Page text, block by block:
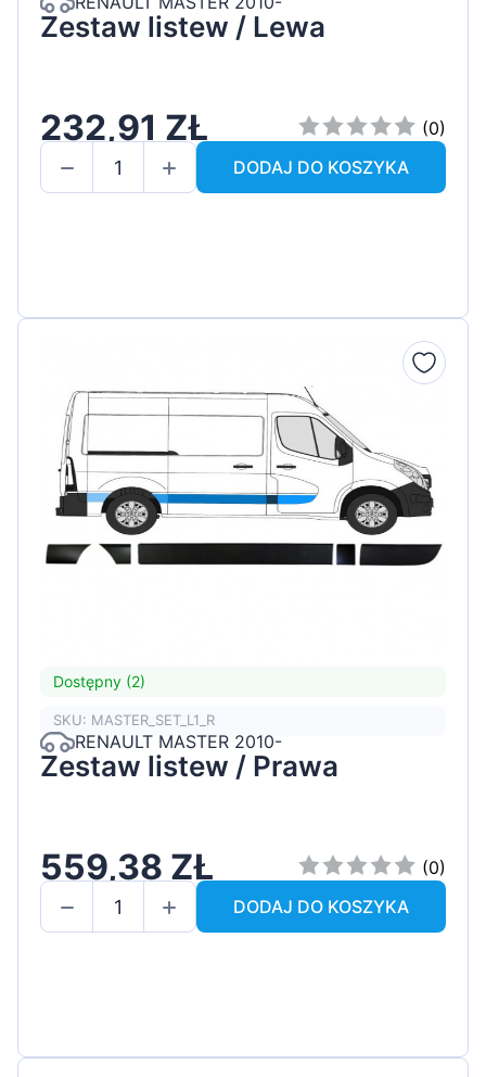
Zestaw listew / Lewa
232,91 ZŁ
(0)
DODAJ DO KOSZYKA
Dostępny (2)
SKU: MASTER_SET_L1_R
RENAULT MASTER 2010-
Zestaw listew / Prawa
559,38 ZŁ
(0)
DODAJ DO KOSZYKA